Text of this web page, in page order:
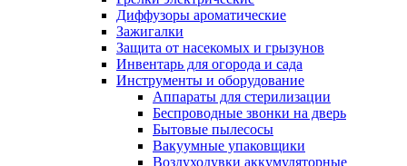
Диффузоры ароматические
Зажигалки
Защита от насекомых и грызунов
Инвентарь для огорода и сада
Инструменты и оборудование
Аппараты для стерилизации
Беспроводные звонки на дверь
Бытовые пылесосы
Вакуумные упаковщики
Воздуходувки аккумуляторные